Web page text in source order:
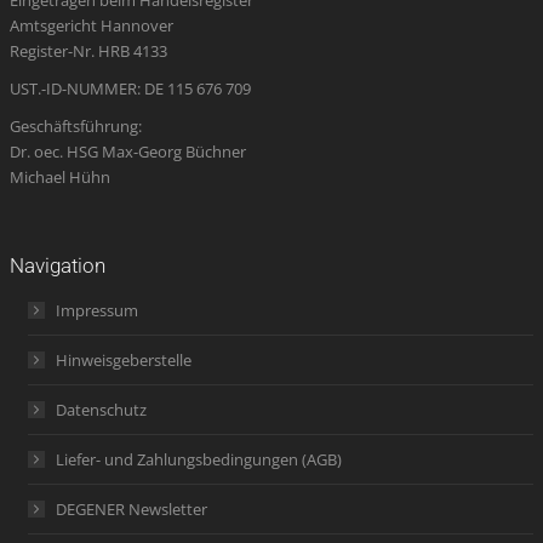
windowwindowwindow
new
Amtsgericht Hannover
Register-Nr. HRB 4133
UST.-ID-NUMMER: DE 115 676 709
Geschäftsführung:
Dr. oec. HSG Max-Georg Büchner
Michael Hühn
Navigation
Impressum
Hinweisgeberstelle
Datenschutz
Liefer- und Zahlungsbedingungen (AGB)
DEGENER Newsletter